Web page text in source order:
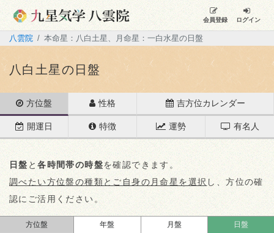
会員登録 ログイン
八雲院 本命星：八白土星、月命星：一白水星の日盤
八白土星の日盤
方位盤 性格 吉方位カレンダー
開運日 特徴 運勢 有名人
日盤 と各時間帯の時盤を確認できます。
調べたい方位盤の種類とご自身の月命星を選択 し、方位の確
認にご活用ください。
方位盤 年盤 月盤 日盤